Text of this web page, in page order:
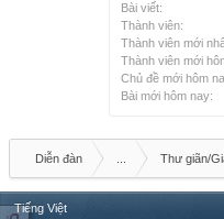
Bài viết:
Thành viên:
Thành viên mới
Thành viên mới
Chủ đề mới hôm
Bài mới hôm nay:
Diễn đàn Thư giãn/
Tiếng Việt